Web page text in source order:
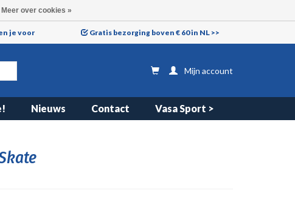
je voor Gratis bezorging boven € 60 in NL >>
Mijn account
Nieuws Contact Vasa Sport >
Meer over cookies »